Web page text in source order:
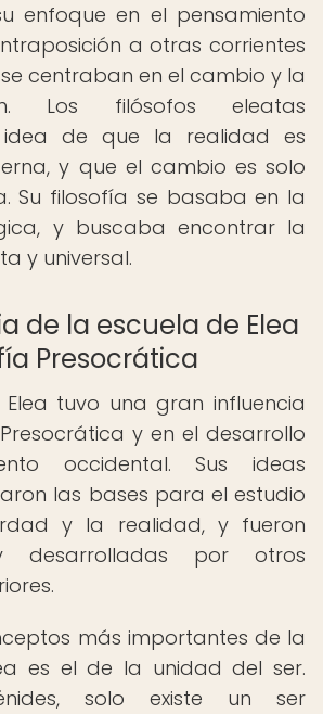
enfoque en el pensamiento
a otras corrientes
centraban en el cambio y la
Los filósofos eleatas
de que la realidad es
y que el cambio es solo
Su filosofía se basaba en la
y buscaba encontrar la
y universal.
de la escuela de Elea
Presocrática
tuvo una gran influencia
y en el desarrollo
occidental. Sus ideas
las bases para el estudio
y la realidad, y fueron
desarrolladas por otros
más importantes de la
es el de la unidad del ser.
solo existe un ser